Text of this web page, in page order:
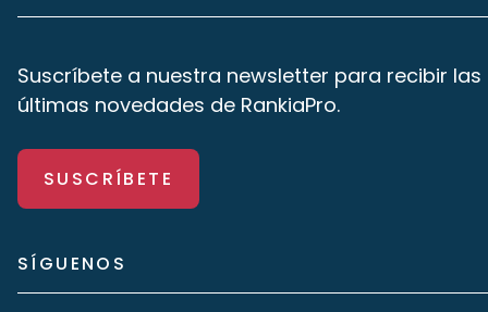
Suscríbete a nuestra newsletter para recibir las
últimas novedades de RankiaPro.
SUSCRÍBETE
SÍGUENOS